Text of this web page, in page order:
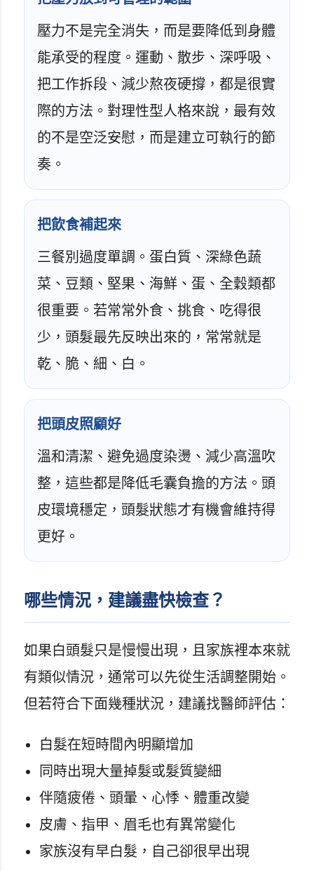
壓力不是完全消失，而是要降低到身體
能承受的程度。運動、散步、深呼吸、
把工作拆段、減少熬夜硬撐，都是很實
際的方法。對理性型人格來說，最有效
的不是空泛安慰，而是建立可執行的節
奏。
把飲食補起來
三餐別過度單調。蛋白質、深綠色蔬
菜、豆類、堅果、海鮮、蛋、全穀類都
很重要。若常常外食、挑食、吃得很
少，頭髮最先反映出來的，常常就是
乾、脆、細、白。
把頭皮照顧好
溫和清潔、避免過度染燙、減少高溫吹
整，這些都是降低毛囊負擔的方法。頭
皮環境穩定，頭髮狀態才有機會維持得
更好。
哪些情況，建議盡快檢查？
如果白頭髮只是慢慢出現，且家族裡本來就
有類似情況，通常可以先從生活調整開始。
但若符合下面幾種狀況，建議找醫師評估：
白髮在短時間內明顯增加
同時出現大量掉髮或髮質變細
伴隨疲倦、頭暈、心悸、體重改變
皮膚、指甲、眉毛也有異常變化
家族沒有早白髮，自己卻很早出現